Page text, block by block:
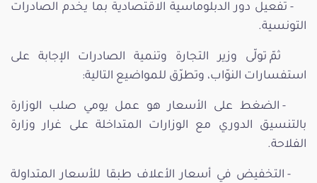
- تفعيل دور الدبلوماسية الاقتصادية بما يخدم الصادرات
التونسية.
ثمّ تولّى وزير التجارة وتنمية الصادرات الإجابة على
استفسارات النوّاب، وتطرّق للمواضيع التالية:
- الضغط على الأسعار هو عمل يومي صلب الوزارة
بالتنسيق الدوري مع الوزارات المتداخلة على غرار وزارة
الفلاحة.
- التخفيض في أسعار الأعلاف طبقا للأسعار المتداولة